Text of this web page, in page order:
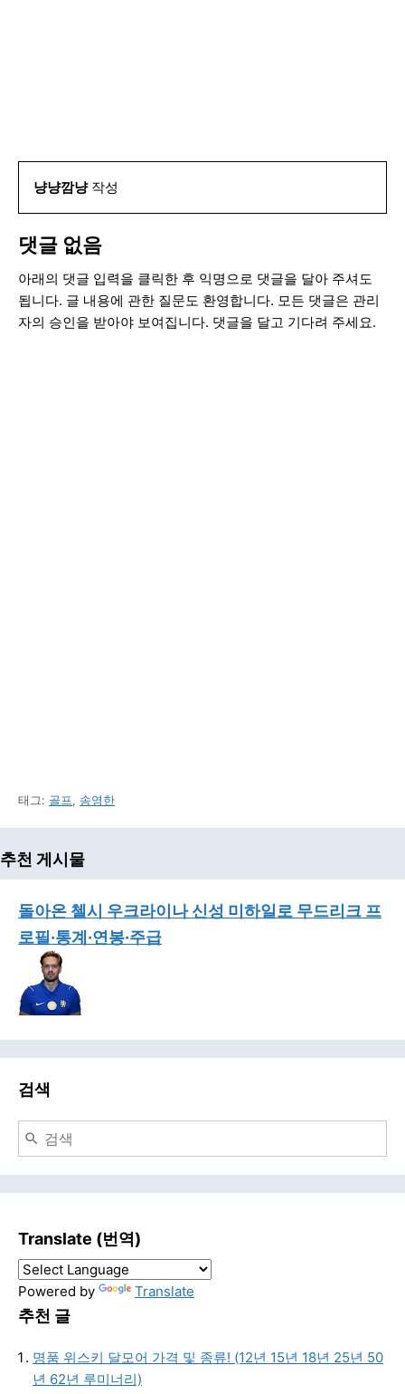
냥냥깜냥작성
댓글 없음
아래의 댓글 입력을 클릭한 후 익명으로 댓글을 달아 주셔도
됩니다. 글 내용에 관한 질문도 환영합니다. 모든 댓글은 관리
자의 승인을 받아야 보여집니다. 댓글을 달고 기다려 주세요.
태그: 골프, 송영한
추천 게시물
돌아온 첼시 우크라이나 신성 미하일로 무드리크 프
로필·통계·연봉·주급
검색
Translate (번역)
Powered by Translate
추천 글
명품 위스키 달모어 가격 및 종류! (12년 15년 18년 25년 50
년 62년 루미너리)